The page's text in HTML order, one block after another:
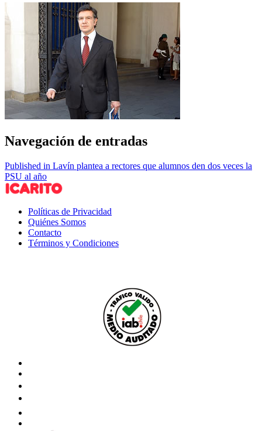
Navegación de entradas
Published in Lavín plantea a rectores que alumnos den dos veces la
PSU al año
Políticas de Privacidad
Quiénes Somos
Contacto
Términos y Condiciones